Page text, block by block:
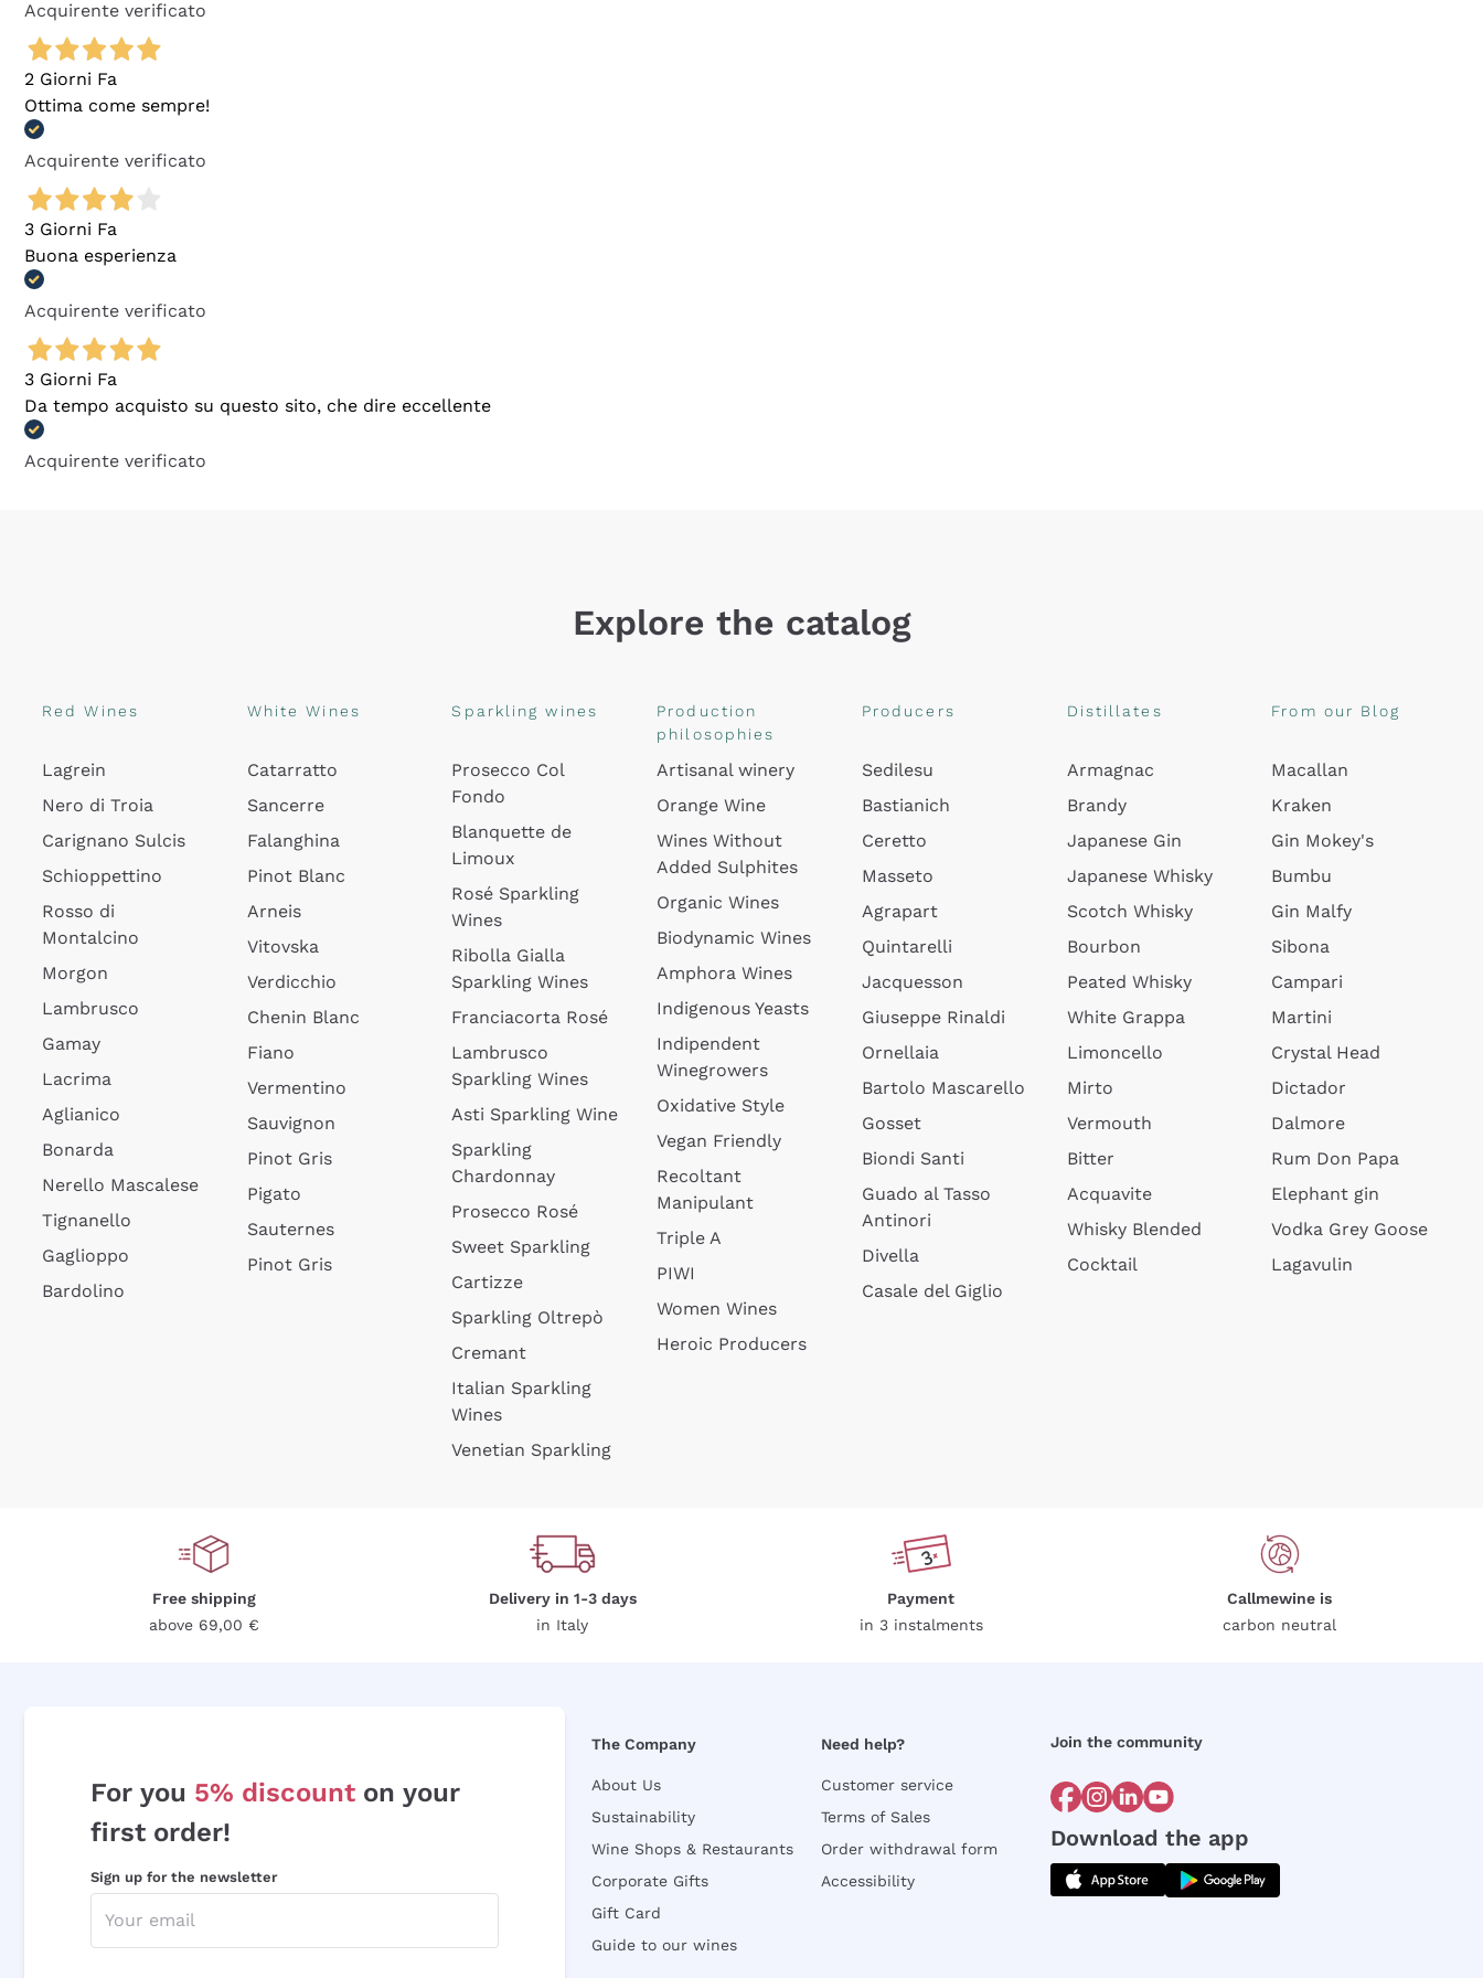
Acquirente verificato
2 Giorni Fa
Ottima come sempre!
Acquirente verificato
3 Giorni Fa
Buona esperienza
Acquirente verificato
3 Giorni Fa
Da tempo acquisto su questo sito, che dire eccellente
Acquirente verificato
Explore the catalog
Red Wines
Lagrein
Nero di Troia
Carignano Sulcis
Schioppettino
Rosso di
Montalcino
Morgon
Lambrusco
Gamay
Lacrima
Aglianico
Bonarda
Nerello Mascalese
Tignanello
Gaglioppo
Bardolino
White Wines
Catarratto
Sancerre
Falanghina
Pinot Blanc
Arneis
Vitovska
Verdicchio
Chenin Blanc
Fiano
Vermentino
Sauvignon
Pinot Gris
Pigato
Sauternes
Pinot Gris
Sparkling wines
Prosecco Col
Fondo
Blanquette de
Limoux
Rosé Sparkling
Wines
Ribolla Gialla
Sparkling Wines
Franciacorta Rosé
Lambrusco
Sparkling Wines
Asti Sparkling Wine
Sparkling
Chardonnay
Prosecco Rosé
Sweet Sparkling
Cartizze
Sparkling Oltrepò
Cremant
Italian Sparkling
Wines
Venetian Sparkling
Production
philosophies
Artisanal winery
Orange Wine
Wines Without
Added Sulphites
Organic Wines
Biodynamic Wines
Amphora Wines
Indigenous Yeasts
Indipendent
Winegrowers
Oxidative Style
Vegan Friendly
Recoltant
Manipulant
Triple A
PIWI
Women Wines
Heroic Producers
Producers
Sedilesu
Bastianich
Ceretto
Masseto
Agrapart
Quintarelli
Jacquesson
Giuseppe Rinaldi
Ornellaia
Bartolo Mascarello
Gosset
Biondi Santi
Guado al Tasso
Antinori
Divella
Casale del Giglio
Distillates
Armagnac
Brandy
Japanese Gin
Japanese Whisky
Scotch Whisky
Bourbon
Peated Whisky
White Grappa
Limoncello
Mirto
Vermouth
Bitter
Acquavite
Whisky Blended
Cocktail
From our Blog
Macallan
Kraken
Gin Mokey's
Bumbu
Gin Malfy
Sibona
Campari
Martini
Crystal Head
Dictador
Dalmore
Rum Don Papa
Elephant gin
Vodka Grey Goose
Lagavulin
Free shipping
above 69,00 €
Delivery in 1-3 days
in Italy
Payment
in 3 instalments
Callmewine is
carbon neutral
For you 5% discount on your
first order!
Sign up for the newsletter
The Company
About Us
Sustainability
Wine Shops & Restaurants
Corporate Gifts
Gift Card
Guide to our wines
Need help?
Customer service
Terms of Sales
Order withdrawal form
Accessibility
Join the community
Download the app